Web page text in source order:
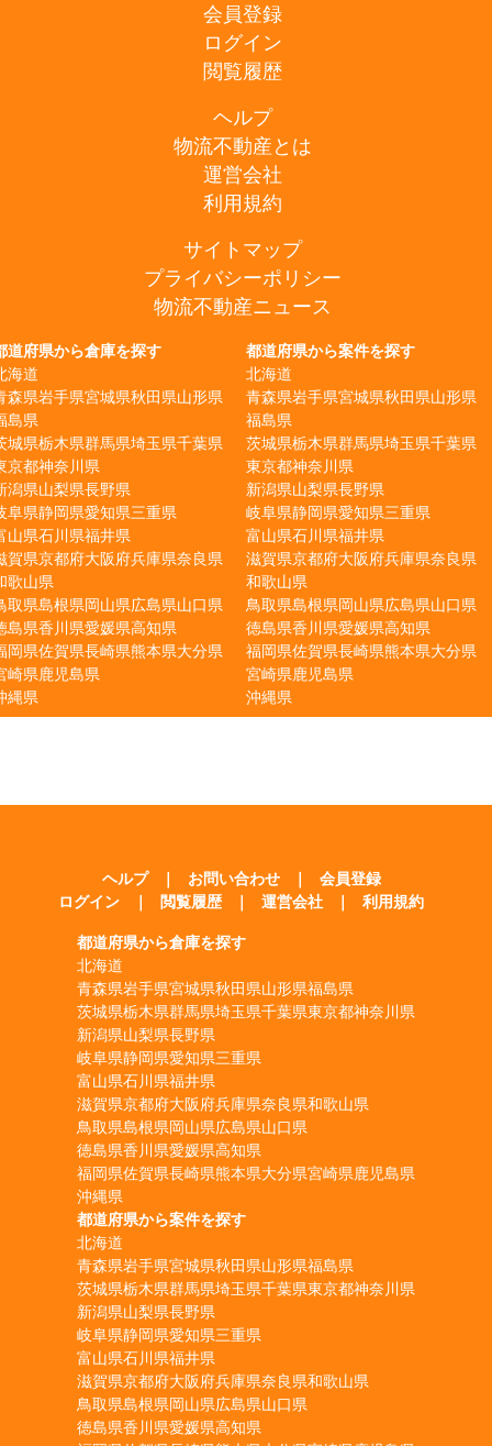
会員登録
ログイン
閲覧履歴
ヘルプ
物流不動産とは
運営会社
利用規約
サイトマップ
プライバシーポリシー
物流不動産ニュース
道府県から倉庫を探す
海道
森県岩手県宮城県秋田県山形県
島県
城県栃木県群馬県埼玉県千葉県
京都神奈川県
潟県山梨県長野県
阜県静岡県愛知県三重県
山県石川県福井県
賀県京都府大阪府兵庫県奈良県
歌山県
取県島根県岡山県広島県山口県
島県香川県愛媛県高知県
岡県佐賀県長崎県熊本県大分県
崎県鹿児島県
縄県
都道府県から案件を探す
北海道
青森県岩手県宮城県秋田県山形県
福島県
茨城県栃木県群馬県埼玉県千葉県
東京都神奈川県
新潟県山梨県長野県
岐阜県静岡県愛知県三重県
富山県石川県福井県
滋賀県京都府大阪府兵庫県奈良県
和歌山県
鳥取県島根県岡山県広島県山口県
徳島県香川県愛媛県高知県
福岡県佐賀県長崎県熊本県大分県
宮崎県鹿児島県
沖縄県
ヘルプ ｜ お問い合わせ ｜
会員登録
ログイン
｜ 閲覧履歴 ｜ 運営会社 ｜ 利用規約
都道府県から倉庫を探す
北海道
青森県岩手県宮城県秋田県山形県福島県
茨城県栃木県群馬県埼玉県千葉県東京都神奈川県
新潟県山梨県長野県
岐阜県静岡県愛知県三重県
富山県石川県福井県
滋賀県京都府大阪府兵庫県奈良県和歌山県
鳥取県島根県岡山県広島県山口県
徳島県香川県愛媛県高知県
福岡県佐賀県長崎県熊本県大分県宮崎県鹿児島県
沖縄県
都道府県から案件を探す
北海道
青森県岩手県宮城県秋田県山形県福島県
茨城県栃木県群馬県埼玉県千葉県東京都神奈川県
新潟県山梨県長野県
岐阜県静岡県愛知県三重県
富山県石川県福井県
滋賀県京都府大阪府兵庫県奈良県和歌山県
鳥取県島根県岡山県広島県山口県
徳島県香川県愛媛県高知県